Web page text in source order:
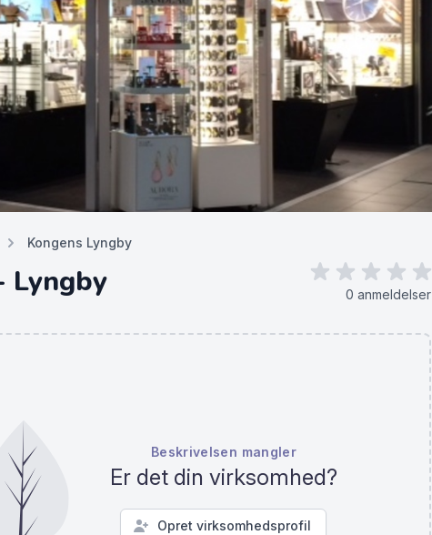
Kongens Lyngby
Lyngby 0 anmeldelser
Beskrivelsen mangler
Er det din virksomhed?
Opret virksomhedsprofil